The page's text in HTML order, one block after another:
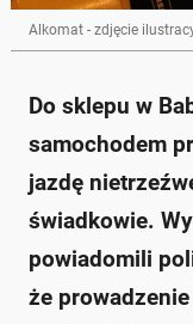
Alkomat - zdjęcie
Do sklepu w
samochodem
jazdę
świadkowie.
powiadomili
że